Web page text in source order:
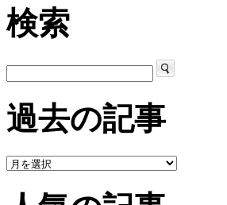
検索
過去の記事